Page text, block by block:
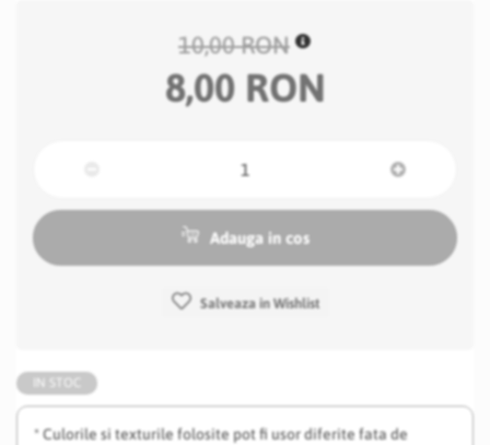
* Culorile si texturile folosite pot fi usor diferite fata de
10,00 RON
8,00 RON
Adauga in cos
Salveaza in Wishlist